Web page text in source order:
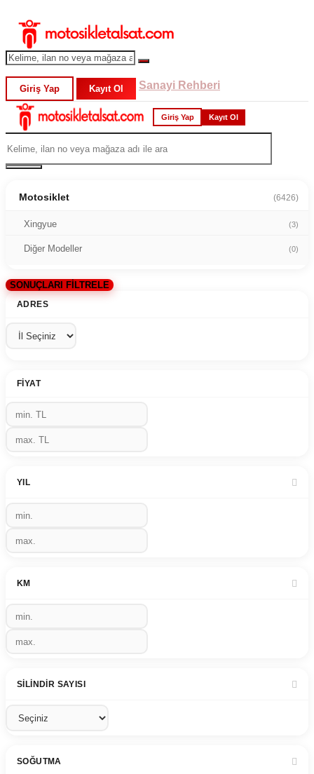
Giriş Yap Kayıt Ol Sanayi Rehberi
Giriş Yap Kayıt Ol
Motosiklet (6426)
Xingyue (3)
Diğer Modeller (0)
SONUÇLARI FİLTRELE
ADRES
FIYAT
YIL
KM
SILINDIR SAYISI
SOĞUTMA